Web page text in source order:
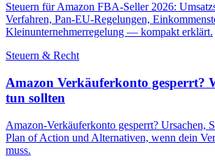
Steuern für Amazon FBA-Seller 2026:
Verfahren, Pan-EU-Regelungen,
Kleinunternehmerregelung — kompakt erklärt.
Steuern & Recht
Amazon Verkäuferkonto gesperrt?
tun sollten
Amazon-Verkäuferkonto gesperrt? Ursachen,
Plan of Action und Alternativen, wenn dein
muss.